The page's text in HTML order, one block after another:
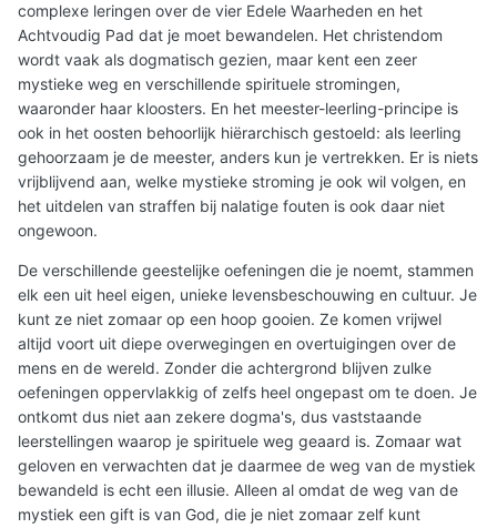
complexe leringen over de vier Edele Waarheden en het
Achtvoudig Pad dat je moet bewandelen. Het christendom
wordt vaak als dogmatisch gezien, maar kent een zeer
mystieke weg en verschillende spirituele stromingen,
waaronder haar kloosters. En het meester-leerling-principe is
ook in het oosten behoorlijk hiërarchisch gestoeld: als leerling
gehoorzaam je de meester, anders kun je vertrekken. Er is niets
vrijblijvend aan, welke mystieke stroming je ook wil volgen, en
het uitdelen van straffen bij nalatige fouten is ook daar niet
ongewoon.
De verschillende geestelijke oefeningen die je noemt, stammen
elk een uit heel eigen, unieke levensbeschouwing en cultuur. Je
kunt ze niet zomaar op een hoop gooien. Ze komen vrijwel
altijd voort uit diepe overwegingen en overtuigingen over de
mens en de wereld. Zonder die achtergrond blijven zulke
oefeningen oppervlakkig of zelfs heel ongepast om te doen. Je
ontkomt dus niet aan zekere dogma's, dus vaststaande
leerstellingen waarop je spirituele weg geaard is. Zomaar wat
geloven en verwachten dat je daarmee de weg van de mystiek
bewandeld is echt een illusie. Alleen al omdat de weg van de
mystiek een gift is van God, die je niet zomaar zelf kunt